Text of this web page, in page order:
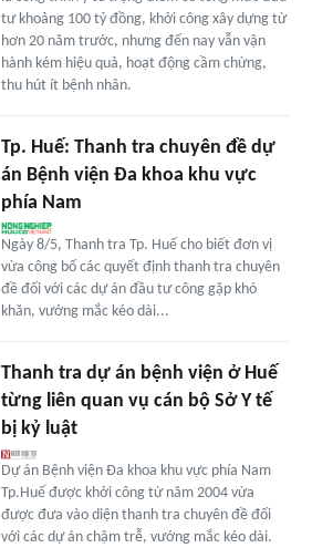
tư khoảng 100 tỷ đồng, khởi công xây dựng từ
hơn 20 năm trước, nhưng đến nay vẫn vận
hành kém hiệu quả, hoạt động cầm chừng,
thu hút ít bệnh nhân.
Tp. Huế: Thanh tra chuyên đề dự
án Bệnh viện Đa khoa khu vực
phía Nam
Ngày 8/5, Thanh tra Tp. Huế cho biết đơn vị
vừa công bố các quyết định thanh tra chuyên
đề đối với các dự án đầu tư công gặp khó
khăn, vướng mắc kéo dài...
Thanh tra dự án bệnh viện ở Huế
từng liên quan vụ cán bộ Sở Y tế
bị kỷ luật
Dự án Bệnh viện Đa khoa khu vực phía Nam
Tp.Huế được khởi công từ năm 2004 vừa
được đưa vào diện thanh tra chuyên đề đối
với các dự án chậm trễ, vướng mắc kéo dài.